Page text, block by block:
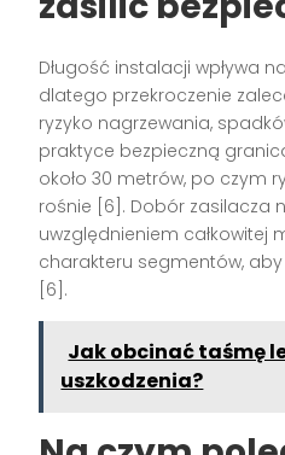
Długość instalacji wpływa
dlatego przekroczenie
ryzyko nagrzewania,
praktyce bezpieczną
około 30 metrów, po czym
rośnie [6]. Dobór zasilacza
uwzględnieniem całkowitej
charakteru segmentów,
[6].
Jak obcinać taśmę
uszkodzenia?